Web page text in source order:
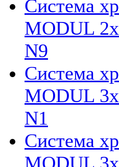
Система
MODUL
N9
Система
MODUL
N1
Система